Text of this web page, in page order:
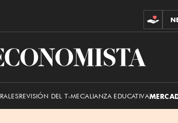
El
REVISIÓN DEL T-MECALIANZA EDUCATIVA